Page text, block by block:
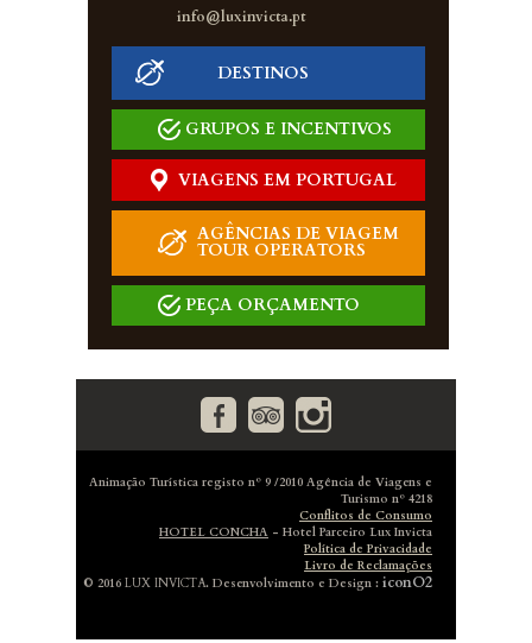
info@luxinvicta.pt
DESTINOS
GRUPOS E INCENTIVOS
VIAGENS EM PORTUGAL
AGÊNCIAS DE VIAGEM
TOUR OPERATORS
PEÇA ORÇAMENTO
Animação Turística registo nº 9 /2010 Agência de Viagens e
Turismo nº 4218
Conflitos de Consumo
HOTEL CONCHA - Hotel Parceiro Lux Invicta
Política de Privacidade
Livro de Reclamações
© 2016 LUX INVICTA. Desenvolvimento e Design : iconO2